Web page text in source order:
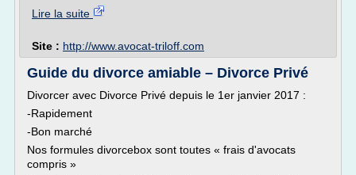
Lire la suite
Site : http://www.avocat-triloff.com
Guide du divorce amiable – Divorce Privé
Divorcer avec Divorce Privé depuis le 1er janvier 2017 :
-Rapidement
-Bon marché
Nos formules divorcebox sont toutes « frais d'avocats
compris »